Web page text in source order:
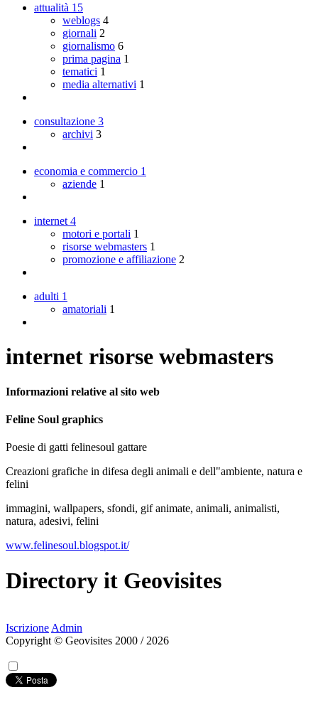
attualità 15
weblogs 4
giornali 2
giornalismo 6
prima pagina 1
tematici 1
media alternativi 1
consultazione 3
archivi 3
economia e commercio 1
aziende 1
internet 4
motori e portali 1
risorse webmasters 1
promozione e affiliazione 2
adulti 1
amatoriali 1
internet risorse webmasters
Informazioni relative al sito web
Feline Soul graphics
Poesie di gatti felinesoul gattare
Creazioni grafiche in difesa degli animali e dell"ambiente, natura e
felini
immagini, wallpapers, sfondi, gif animate, animali, animalisti,
natura, adesivi, felini
www.felinesoul.blogspot.it/
Directory it Geovisites
Iscrizione Admin
Copyright © Geovisites 2000 / 2026